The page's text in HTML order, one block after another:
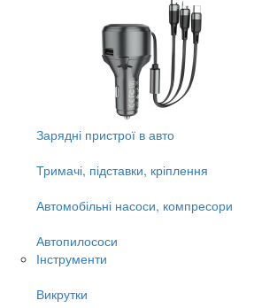
Зарядні пристрої в авто
Тримачі, підставки, кріплення
Автомобільні насоси, компресори
Автопилососи
Інструменти
Викрутки